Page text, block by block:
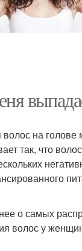
на голове
так, что
о самых
волос у